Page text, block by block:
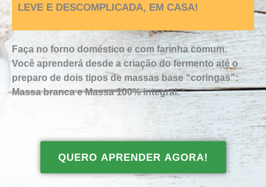
LEVE E DESCOMPLICADA, EM CASA!
Faça no forno doméstico e com farinha comum.
Você aprenderá desde a criação do fermento até o
preparo de dois tipos de massas base “coringas”:
Massa branca e Massa 100% integral.
QUERO APRENDER AGORA!